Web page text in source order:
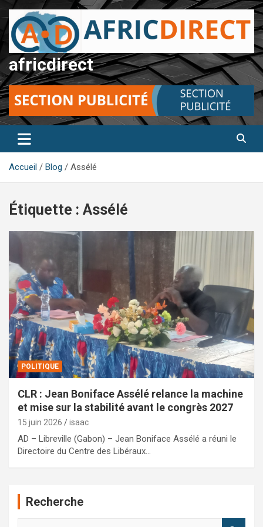
Aller
au
contenu
africdirect
Accueil Blog Assélé
Étiquette : Assélé
POLITIQUE
CLR : Jean Boniface Assélé relance la machine
et mise sur la stabilité avant le congrès 2027
15 juin 2026 isaac
AD – Libreville (Gabon) – Jean Boniface Assélé a réuni le
Directoire du Centre des Libéraux…
Recherche